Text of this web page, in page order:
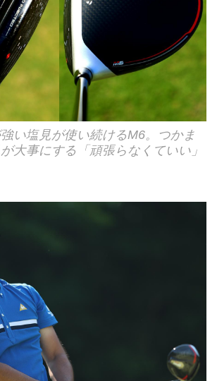
い塩見が使い続けるM6。つかま
大事にする「頑張らなくていい」